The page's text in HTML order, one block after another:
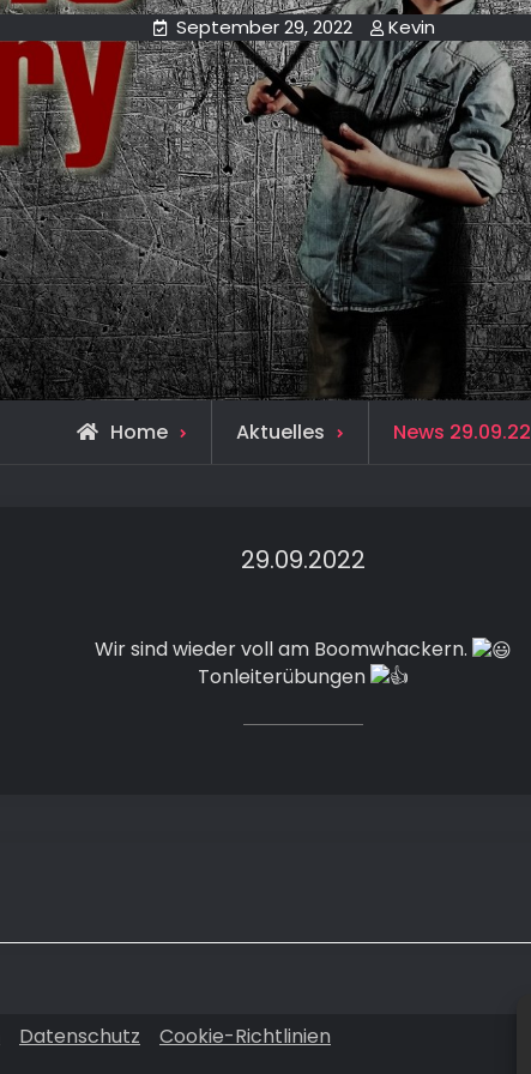
September 29, 2022 Kevin
Home Aktuelles News 29.09.22
29.09.2022
Wir sind wieder voll am Boomwhackern.
Tonleiterübungen
Datenschutz Cookie-Richtlinien